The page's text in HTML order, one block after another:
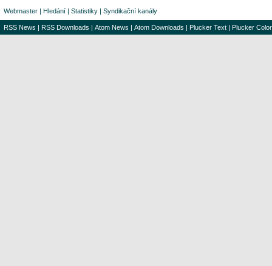
Webmaster | Hledání | Statistiky | Syndikační kanály
RSS News | RSS Downloads | Atom News | Atom Downloads | Plucker Text | Plucker Color